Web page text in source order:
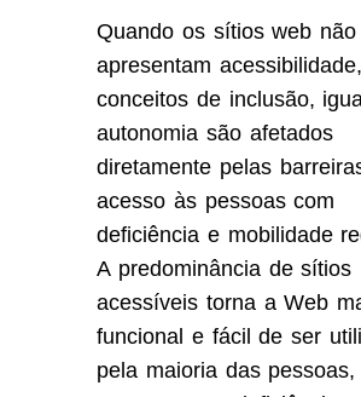
Quando os sítios web não
apresentam
conceitos de inclusão,
autonomia são afetados
diretamente pelas
acesso às pessoas com
deficiência e mobilidade
A predominância de sítios
acessíveis torna a Web
funcional e fácil de ser
pela maioria das